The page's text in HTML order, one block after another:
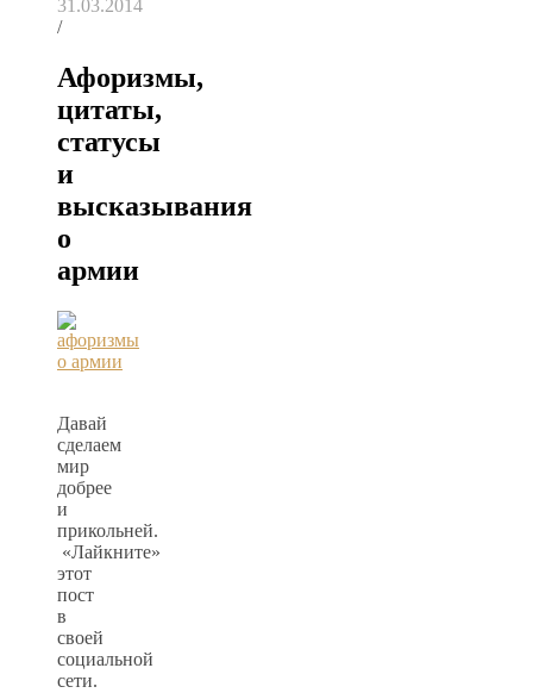
31.03.2014
/
Афоризмы,
цитаты,
статусы
и
высказывания
о
армии
Давай
сделаем
мир
добрее
и
прикольней.
«Лайкните»
этот
пост
в
своей
социальной
сети.